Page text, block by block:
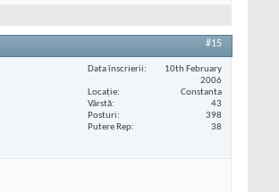
#15
Data înscrierii
10th February
2006
Locaţie
Constanta
Vârstă
43
Posturi
398
Putere Rep
38